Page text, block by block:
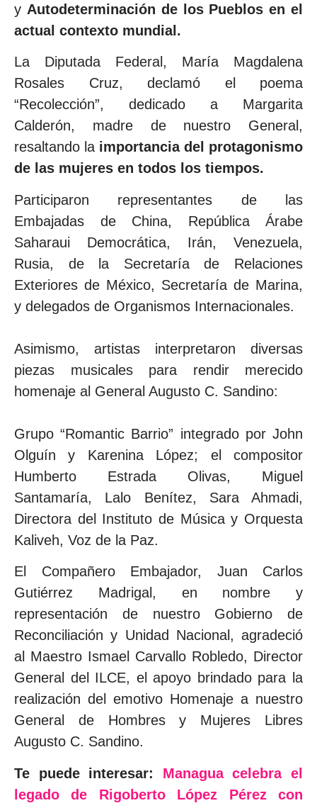
y Autodeterminación de los Pueblos en el
actual contexto mundial.
La Diputada Federal, María Magdalena
Rosales Cruz, declamó el poema
“Recolección”, dedicado a Margarita
Calderón, madre de nuestro General,
resaltando la importancia del protagonismo
de las mujeres en todos los tiempos.
Participaron representantes de las
Embajadas de China, República Árabe
Saharaui Democrática, Irán, Venezuela,
Rusia, de la Secretaría de Relaciones
Exteriores de México, Secretaría de Marina,
y delegados de Organismos Internacionales.
Asimismo, artistas interpretaron diversas
piezas musicales para rendir merecido
homenaje al General Augusto C. Sandino:
Grupo “Romantic Barrio” integrado por John
Olguín y Karenina López; el compositor
Humberto Estrada Olivas, Miguel
Santamaría, Lalo Benítez, Sara Ahmadi,
Directora del Instituto de Música y Orquesta
Kaliveh, Voz de la Paz.
El Compañero Embajador, Juan Carlos
Gutiérrez Madrigal, en nombre y
representación de nuestro Gobierno de
Reconciliación y Unidad Nacional, agradeció
al Maestro Ismael Carvallo Robledo, Director
General del ILCE, el apoyo brindado para la
realización del emotivo Homenaje a nuestro
General de Hombres y Mujeres Libres
Augusto C. Sandino.
Te puede interesar:
Managua celebra el
legado de Rigoberto López Pérez con